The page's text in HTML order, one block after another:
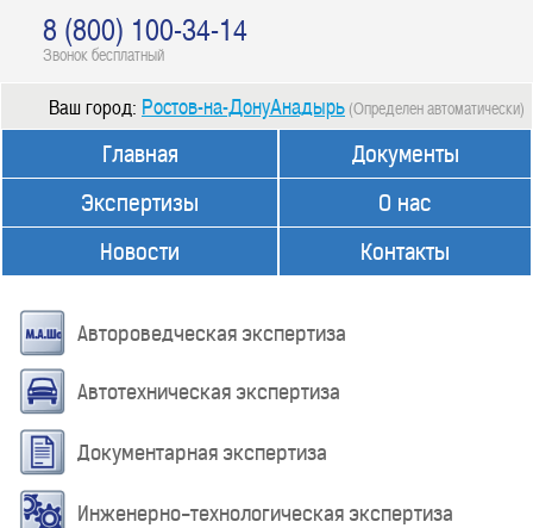
8 (800) 100-34-14
Звонок бесплатный
Ваш город: Ростов-на-ДонуАнадырь (Определен автоматически)
Главная
Экспертизы
Новости
Документы
О нас
Контакты
Автороведческая экспертиза
Автотехническая экспертиза
Документарная экспертиза
Инженерно-технологическая экспертиза